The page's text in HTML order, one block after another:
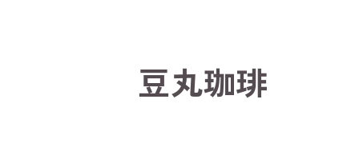
豆丸珈琲